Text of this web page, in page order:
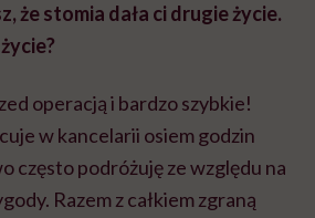
że stomia dała ci drugie życie.
operacją i bardzo szybkie!
w kancelarii osiem godzin
często podróżuję ze względu na
Razem z całkiem zgraną